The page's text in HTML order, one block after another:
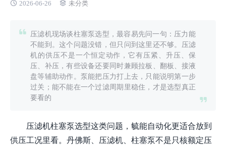
2026-06-26 未分类
压滤机现场谈柱塞泵选型，最容易先问一句：压力能
不能到。这个问题没错，但只问到这里还不够。压滤
机的供压不是一个恒定动作，它有压紧、升压、保
压、补压，有些设备还要同时兼顾拉板、翻板、接液
盘等辅助动作。泵能把压力打上去，只能说明第一步
过关；能不能在一个过滤周期里稳住，才是选型真正
要看的
压滤机柱塞泵选型这类问题，毓能自动化更适合放到
供压工况里看。丹佛斯、压滤机、柱塞泵不是只核额定压